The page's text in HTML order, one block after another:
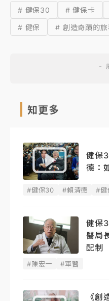
# 健保30 # 健保卡
# 健保
# 創造奇蹟的旅
知更多
健保
德：
#健保30 #賴清德 #健
健保
醫局
配制
#陳宏一 #軍醫
《創